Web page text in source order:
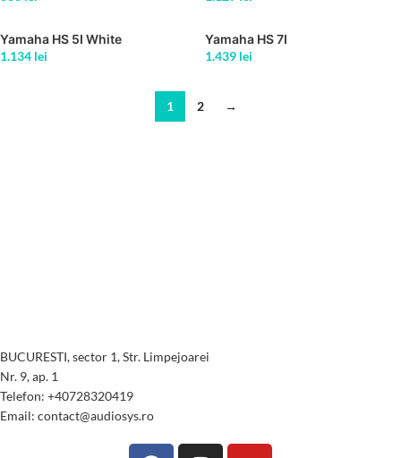
Yamaha HS 5I White
1.134 lei
Yamaha HS 7I
1.439 lei
1 2 →
BUCURESTI, sector 1, Str. Limpejoarei
Nr. 9, ap. 1
Telefon: +40728320419
Email: contact@audiosys.ro